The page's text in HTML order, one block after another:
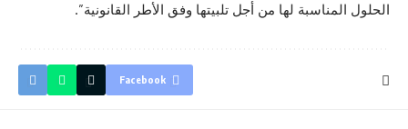
الحلول المناسبة لها من أجل تلبيتها وفق الأطر القانونية”.
Facebook